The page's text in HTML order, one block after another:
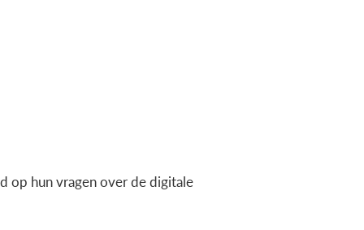
op hun vragen over de digitale